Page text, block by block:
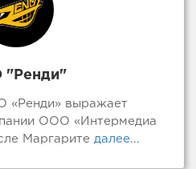
«Ренди» выражает
ООО «Интермедиа
Маргарите далее...